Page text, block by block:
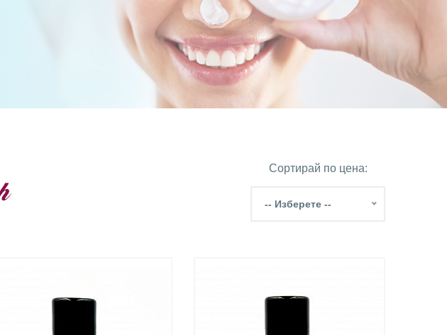
Сортирай по цена:
-- Изберете --